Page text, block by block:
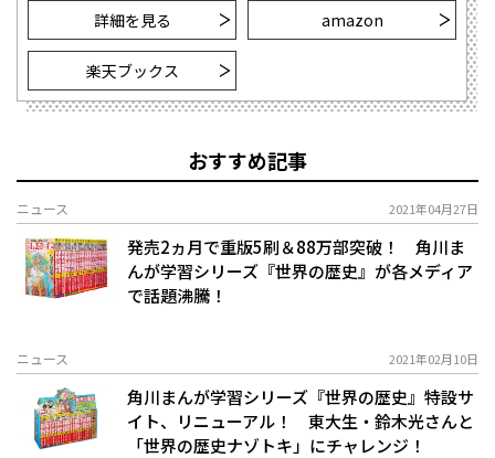
詳細を見る amazon
楽天ブックス
おすすめ記事
ニュース 2021年04月27日
発売2ヵ月で重版5刷＆88万部突破！ 角川ま
んが学習シリーズ『世界の歴史』が各メディア
で話題沸騰！
ニュース 2021年02月10日
角川まんが学習シリーズ『世界の歴史』特設サ
イト、リニューアル！ 東大生・鈴木光さんと
「世界の歴史ナゾトキ」にチャレンジ！